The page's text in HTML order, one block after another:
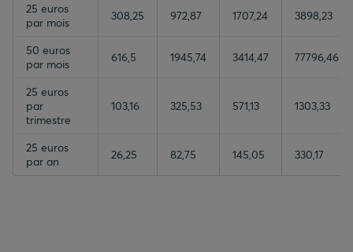
25 euros
par mois
308,25 972,87 1707,24 3898,23
50 euros
par mois
616,5 1945,74 3414,47 77796,46
25 euros
par
trimestre
103,16 325,53 571,13 1303,33
25 euros
par an
26,25 82,75 145,05 330,17